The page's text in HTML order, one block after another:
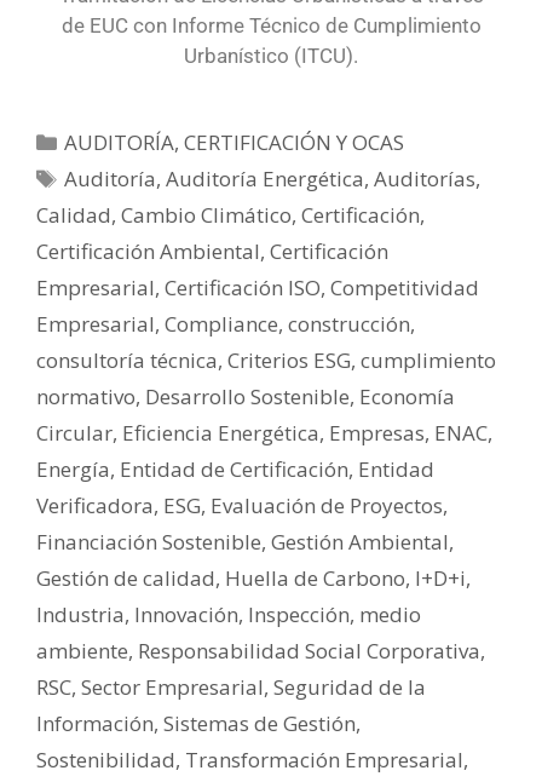
de EUC con Informe Técnico de Cumplimiento
Urbanístico (ITCU).
AUDITORÍA, CERTIFICACIÓN Y OCAS
Auditoría,Auditoría Energética,Auditorías,
Calidad, Cambio Climático, Certificación,
Certificación Ambiental, Certificación
Empresarial, Certificación ISO, Competitividad
Empresarial, Compliance, construcción,
consultoría técnica, Criterios ESG, cumplimiento
normativo, Desarrollo Sostenible, Economía
Circular, Eficiencia Energética, Empresas, ENAC,
Energía, Entidad de Certificación, Entidad
Verificadora, ESG, Evaluación de Proyectos,
Financiación Sostenible, Gestión Ambiental,
Gestión de calidad, Huella de Carbono, I+D+i,
Industria, Innovación, Inspección, medio
ambiente, Responsabilidad Social Corporativa,
RSC, Sector Empresarial, Seguridad de la
Información, Sistemas de Gestión,
Sostenibilidad, Transformación Empresarial,